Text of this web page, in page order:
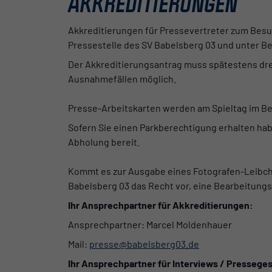
Akkreditierungen für Pressevertreter zum
Pressestelle des SV Babelsberg 03 und unter
Der Akkreditierungsantrag muss spätestens
Ausnahmefällen möglich.
Presse-Arbeitskarten werden am Spieltag im
Sofern Sie einen Parkberechtigung erhalten
Abholung bereit.
Kommt es zur Ausgabe eines Fotografen-
Babelsberg 03 das Recht vor, eine
Ihr Ansprechpartner für Akkreditierungen:
Ansprechpartner: Marcel Moldenhauer
Mail: presse@babelsberg03.de
Ihr Ansprechpartner für Interviews /